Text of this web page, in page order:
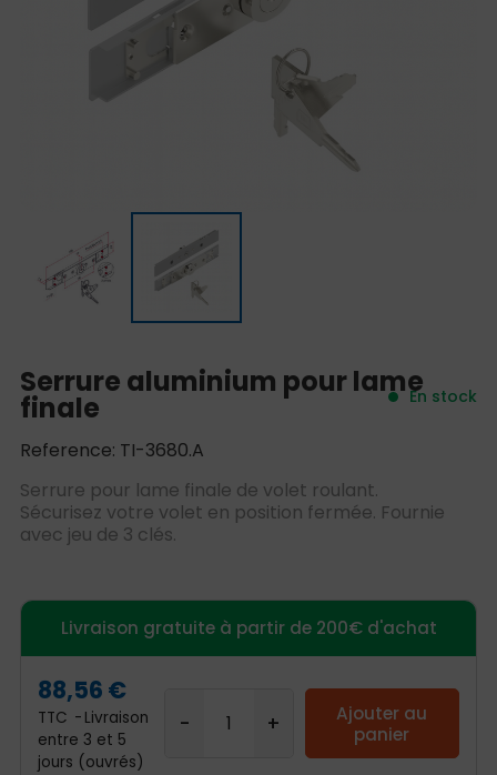
Serrure aluminium pour lame
finale
Reference: TI-3680.A
Serrure pour lame finale de volet roulant.
Sécurisez votre volet en position fermée. Fournie
avec jeu de 3 clés.
Livraison gratuite à partir de 200€ d'achat
88,56 €
TTC
Livraison
entre 3 et 5
jours (ouvrés)
Ajouter au
panier
En stock